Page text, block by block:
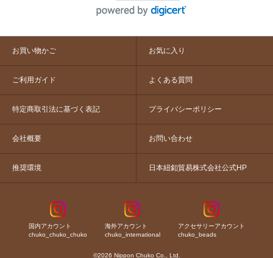
お買い物かご お気に入り
ご利用ガイド よくある質問
特定商取引法に基づく表記 プライバシーポリシー
会社概要 お問い合わせ
推奨環境 日本紐釦貿易株式会社公式HP
国内アカウント
chuko_chuko_chuko
海外アカウント
chuko_international
アクセサリーアカウント
chuko_beads
©2026 Nippon Chuko Co., Ltd.